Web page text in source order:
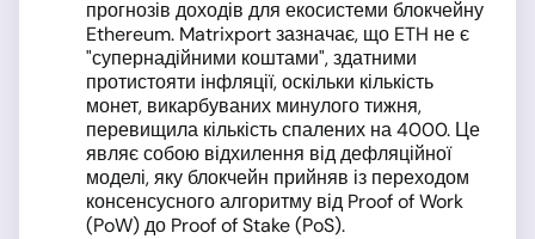
прогнозів доходів для екосистеми блокчейну
Ethereum. Matrixport зазначає, що ETH не є
"супернадійними коштами", здатними
протистояти інфляції, оскільки кількість
монет, викарбуваних минулого тижня,
перевищила кількість спалених на 4000. Це
являє собою відхилення від дефляційної
моделі, яку блокчейн прийняв із переходом
консенсусного алгоритму від Proof of Work
(PoW) до Proof of Stake (PoS).